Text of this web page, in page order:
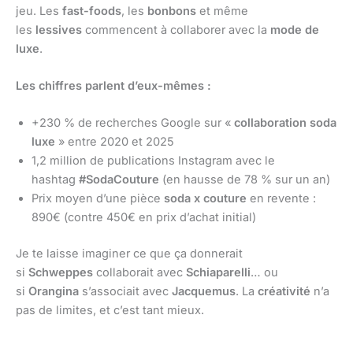
jeu. Les fast-foods, les bonbons et même
les lessives commencent à collaborer avec la mode de
luxe.
Les chiffres parlent d’eux-mêmes :
+230 % de recherches Google sur « collaboration soda
luxe » entre 2020 et 2025
1,2 million de publications Instagram avec le
hashtag #SodaCouture (en hausse de 78 % sur un an)
Prix moyen d’une pièce soda x couture en revente :
890€ (contre 450€ en prix d’achat initial)
Je te laisse imaginer ce que ça donnerait
si Schweppes collaborait avec Schiaparelli… ou
si Orangina s’associait avec Jacquemus. La créativité n’a
pas de limites, et c’est tant mieux.